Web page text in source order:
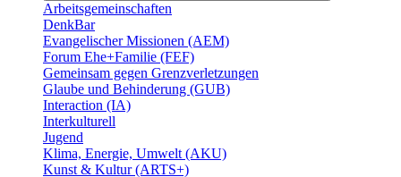
Arbeitsgemeinschaften
DenkBar
Evangelischer Missionen (AEM)
Forum Ehe+Familie (FEF)
Gemeinsam gegen Grenzverletzungen
Glaube und Behinderung (GUB)
Interaction (IA)
Interkulturell
Jugend
Klima, Energie, Umwelt (AKU)
Kunst & Kultur (ARTS+)